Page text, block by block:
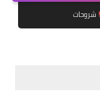
شروحات